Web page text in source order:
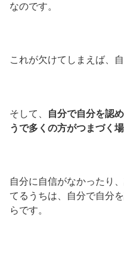
なのです。
これが欠けてしまえば、
そして、
自分で自分を認
うで多くの方がつまづく
自分に自信がなかったり
てるうちは、自分で自分
らです。